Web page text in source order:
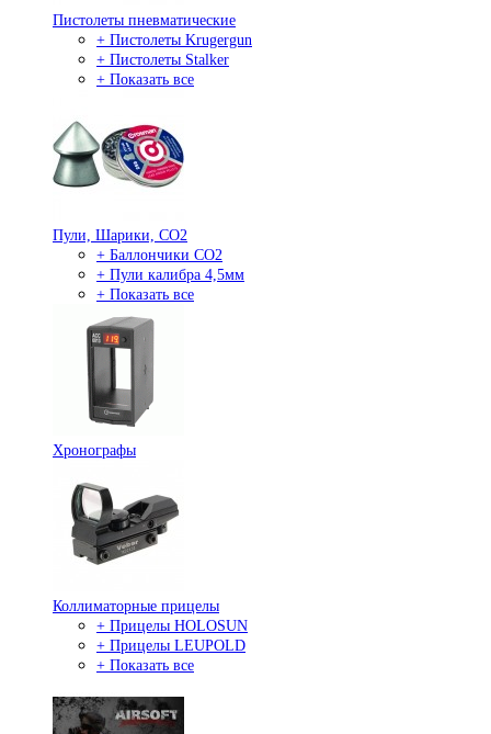
Пистолеты пневматические
+ Пистолеты Krugergun
+ Пистолеты Stalker
+ Показать все
Пули, Шарики, СО2
+ Баллончики СО2
+ Пули калибра 4,5мм
+ Показать все
Хронографы
Коллиматорные прицелы
+ Прицелы HOLOSUN
+ Прицелы LEUPOLD
+ Показать все